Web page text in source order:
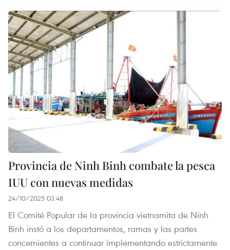
Provincia de Ninh Binh combate la pesca
IUU con nuevas medidas
24/10/2025 03:48
El Comité Popular de la provincia vietnamita de Ninh
Binh instó a los departamentos, ramas y las partes
concernientes a continuar implementando estrictamente